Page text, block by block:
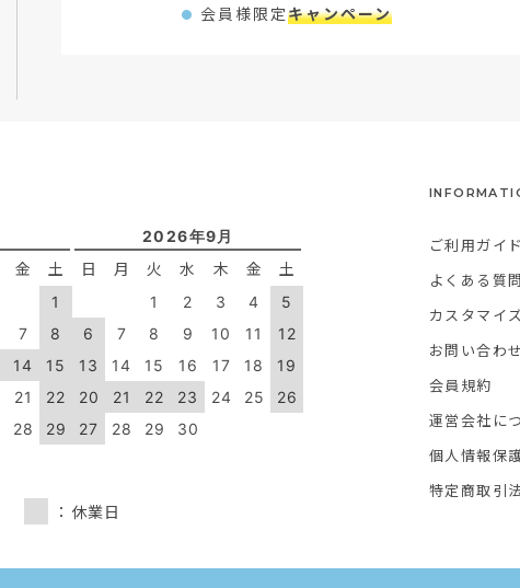
会員様限定キャンペーン
金 土
1
7
8
14
15
21
22
28
29
2026年9月
日 月 火 水 木 金 土
1 2 3 4
5
6
7 8 9 10 11
12
13
14 15 16 17 18
19
20
21 22 23 24 25
26
27
28 29 30
：休業日
ご利用ガイド
よくある質問
カスタマイ
お問い合わせ
会員規約
運営会社に
個人情報保
特定商取引